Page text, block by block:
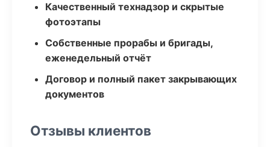
Качественный технадзор и скрытые
фотоэтапы
Собственные прорабы и бригады,
еженедельный отчёт
Договор и полный пакет закрывающих
документов
Отзывы клиентов